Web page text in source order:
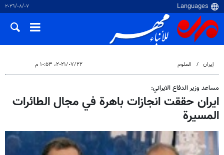
٠٧‏/٠٨‏/٢٠٢٦
إيران العلوم ٢٢‏/٠٧‏/٢٠٢١، ١٠:٥٣ م
مساعد وزير الدفاع الايراني:
ايران حققت انجازات باهرة في مجال الطائرات
المسيرة